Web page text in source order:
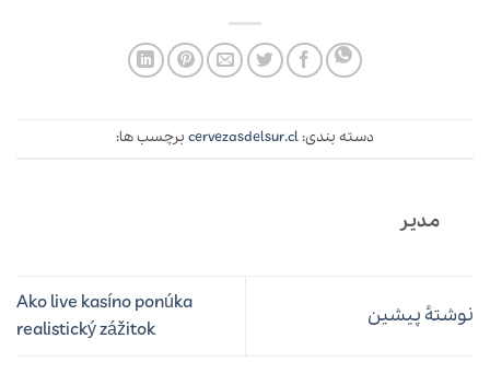
دسته بندی:cervezasdelsur.cl برچسب ها:
مدیر
نوشتهٔ پیشین
Ako live kasíno ponúka
realistický zážitok